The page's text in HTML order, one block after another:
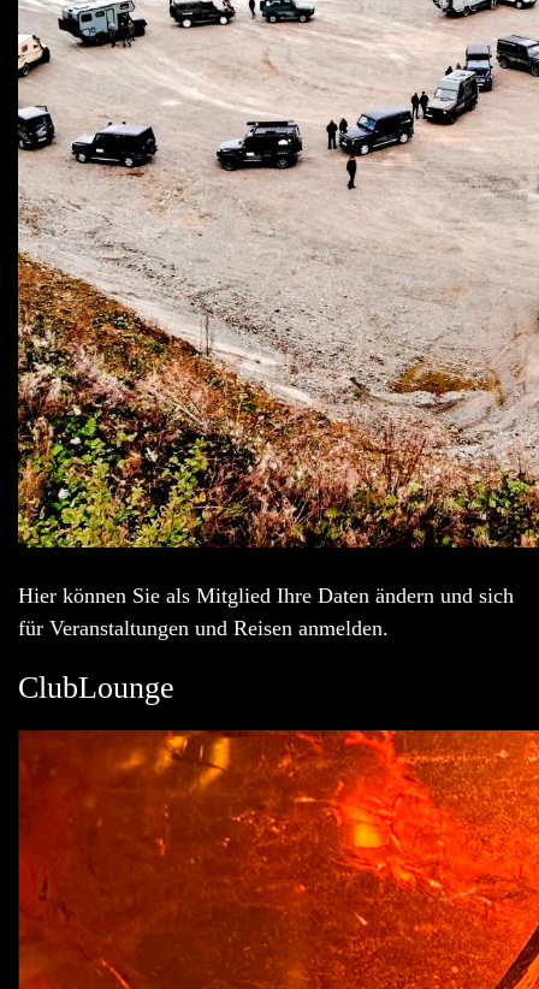
Hier können Sie als Mitglied Ihre Daten ändern und sich
für Veranstaltungen und Reisen anmelden.
ClubLounge